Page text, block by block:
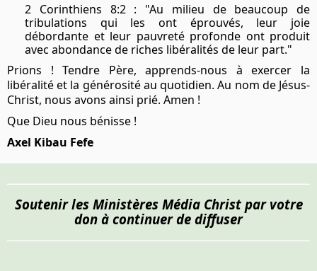
2 Corinthiens 8:2 : "Au milieu de beaucoup de
tribulations qui les ont éprouvés, leur joie
débordante et leur pauvreté profonde ont produit
avec abondance de riches libéralités de leur part."
Prions ! Tendre Père, apprends-nous à exercer la
libéralité et la générosité au quotidien. Au nom de Jésus-
Christ, nous avons ainsi prié. Amen !
Que Dieu nous bénisse !
Axel Kibau Fefe
Soutenir les Ministères Média Christ par votre
don à continuer de diffuser